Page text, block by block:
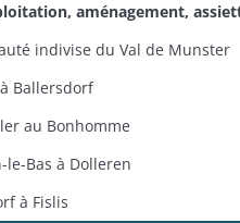
assiette des coupes (dossiers dans l'ordre
indivise du Val de Munster
Ballersdorf
au Bonhomme
le-Bas à Dolleren
à Fislis